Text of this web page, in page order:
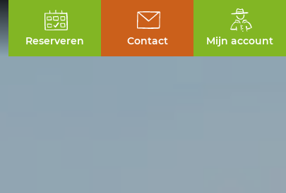
Reserveren Contact Mijn account